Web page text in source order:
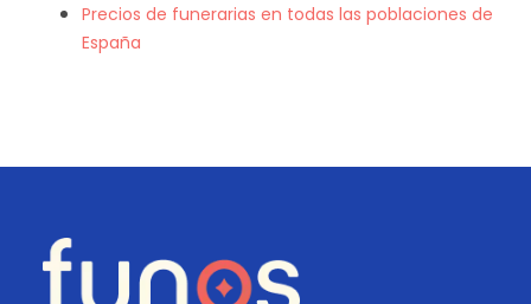
Precios de funerarias en todas las poblaciones de
España